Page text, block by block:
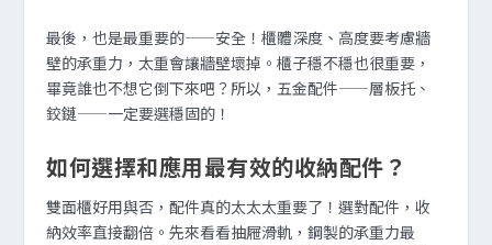
最後，也是最重要的——安全！櫃體深度、高度要考慮牆
壁的承重力，太重會讓牆壁壞掉。櫃子穩不穩也很重要，
畢竟誰也不想它倒下來吧？所以，五金配件——層板托、
鉸鏈——一定要選穩固的！
如何選擇和應用最有效的收納配件？
雙面櫃好用與否，配件真的太太太重要了！選對配件，收
納效率直接翻倍。先來看看抽屜滑軌，鋼製的承重力最